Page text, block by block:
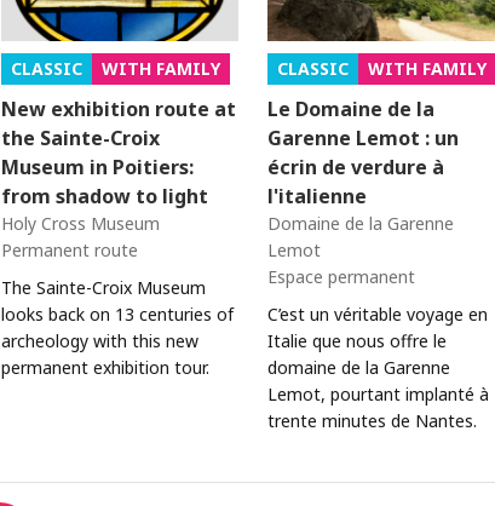
CLASSIC WITH FAMILY
New exhibition route at
the Sainte-Croix
Museum in Poitiers:
from shadow to light
Holy Cross Museum
Permanent route
The Sainte-Croix Museum
looks back on 13 centuries of
archeology with this new
permanent exhibition tour.
CLASSIC WITH FAMILY
Le Domaine de la
Garenne Lemot : un
écrin de verdure à
l'italienne
Domaine de la Garenne
Lemot
Espace permanent
C’est un véritable voyage en
Italie que nous offre le
domaine de la Garenne
Lemot, pourtant implanté à
trente minutes de Nantes.